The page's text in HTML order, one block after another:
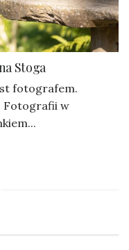
Stoga
fotografem.
Fotografii w